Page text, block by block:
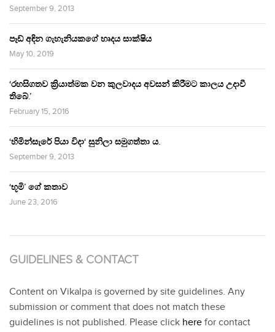
September 9, 2013
පෑඩ් අඳින ගැහැනියකගේ හෘදය සාක්ෂිය
May 10, 2019
‘රහසිගතව ක්‍රියාත්මක වන කුලවාදය අවසන් කිරීමට කාලය උදාවී
තිබේ.’
February 15, 2016
‘හිමින්සැරේ පියා විදා‘ සුනිලා සමුගත්තා ය.
September 9, 2013
‘භූමි’ ගේ කතාව
June 23, 2016
GUIDELINES & CONTACT
Content on Vikalpa is governed by site guidelines. Any
submission or comment that does not match these
guidelines is not published. Please click here for contact